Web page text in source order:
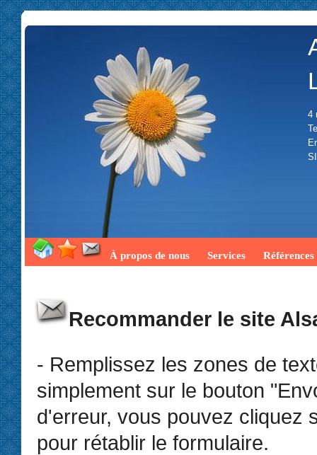
4
À propos de nous Services Références
Recommander le site
- Remplissez les zones de
simplement sur le bouton
d'erreur, vous pouvez cliquez
pour rétablir le formulaire.